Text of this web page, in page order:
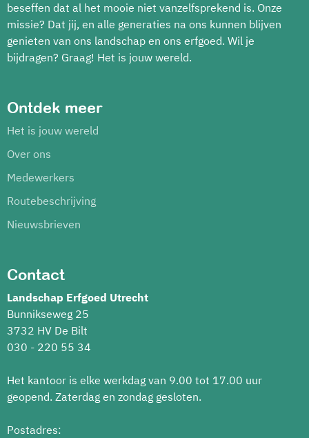
beseffen dat al het mooie niet vanzelfsprekend is. Onze
missie? Dat jij, en alle generaties na ons kunnen blijven
genieten van ons landschap en ons erfgoed. Wil je
bijdragen? Graag! Het is jouw wereld.
Ontdek meer
Het is jouw wereld
Over ons
Medewerkers
Routebeschrijving
Nieuwsbrieven
Contact
Landschap Erfgoed Utrecht
Bunnikseweg 25
3732 HV De Bilt
030 - 220 55 34
Het kantoor is elke werkdag van 9.00 tot 17.00 uur
geopend. Zaterdag en zondag gesloten.
Postadres: